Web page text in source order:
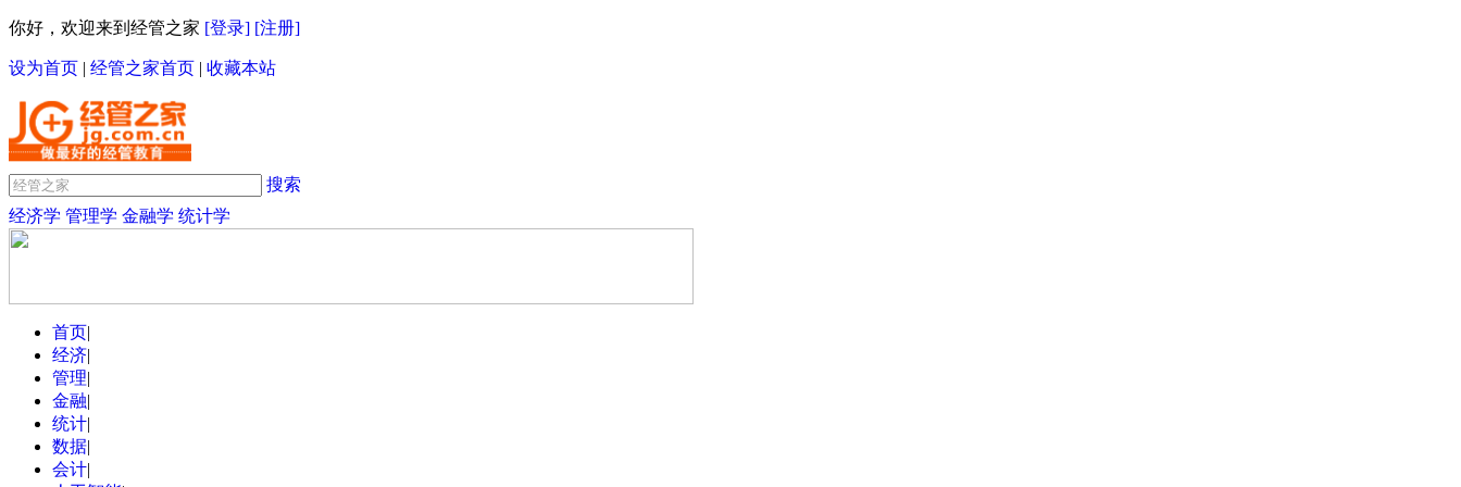
你好，欢迎来到经管之家 [登录] [注册]
设为首页 | 经管之家首页 | 收藏本站
搜索
经济学 管理学 金融学 统计学
首页|
经济|
管理|
金融|
统计|
数据|
会计|